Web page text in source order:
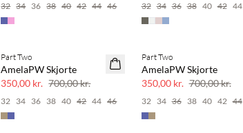
32 34 36 38 40 42 44 46 32 34 36 38 40 42 44
SAVE20
Part Two
AmelaPW Skjorte
350,00 kr. 700,00 kr.
32 34 36 38 40 42 44 46
SAVE20
Part Two
AmelaPW Skjorte
350,00 kr. 700,00 kr.
32 34 36 38 40 42 44